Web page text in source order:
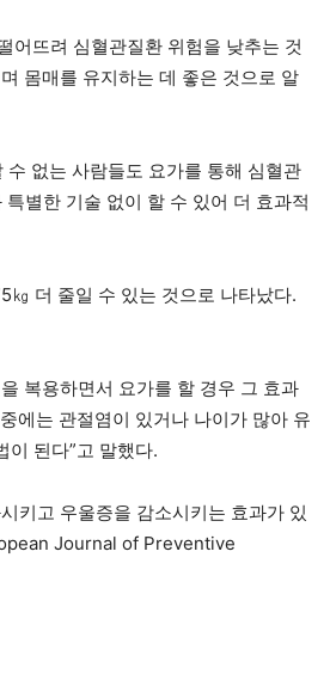
어뜨려 심혈관질환 위험을 낮추는 것
몸매를 유지하는 데 좋은 것으로 알
없는 사람들도 요가를 통해 심혈관
별한 기술 없이 할 수 있어 더 효과적
㎏ 더 줄일 수 있는 것으로 나타났다.
복용하면서 요가를 할 경우 그 효과
에는 관절염이 있거나 나이가 많아 유
이 된다”고 말했다.
키고 우울증을 감소시키는 효과가 있
Journal of Preventive